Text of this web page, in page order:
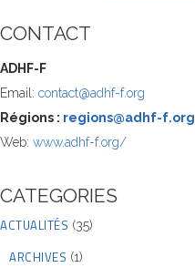
CONTACT
ADHF-F
Email: contact@adhf-f.org
Régions : regions@adhf-f.org
Web: www.adhf-f.org/
CATEGORIES
ACTUALITÉS (35)
ARCHIVES (1)